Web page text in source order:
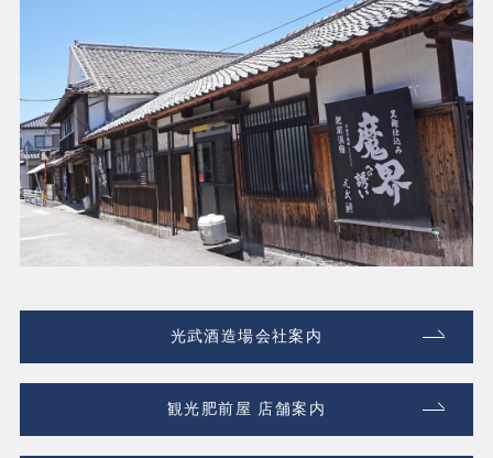
光武酒造場会社案内
観光肥前屋 店舗案内